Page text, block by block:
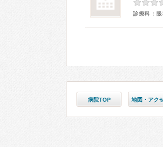
診療科：
病院TOP 地図・アク